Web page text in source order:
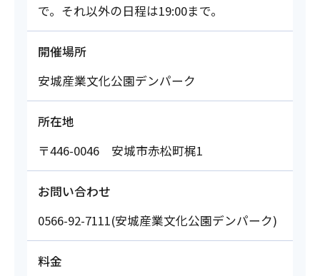
で。それ以外の日程は19:00まで。
開催場所
安城産業文化公園デンパーク
所在地
〒446-0046 安城市赤松町梶1
お問い合わせ
0566-92-7111(安城産業文化公園デンパーク)
料金